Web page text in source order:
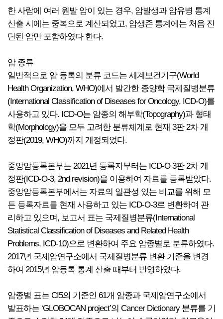
한 사람에 여러 원발 암이 있는 경우, 암발생과 암유병 통계
산출 시에는 중복으로 계산되었고, 암생존 통계에는 처음 진
단된 암만 포함하였다 한다.
암 종류
일반적으로 암 등록의 분류 코드는 세계보건기구(World
Health Organization, WHO)에서 발간한 종양학 국제질병분류
(International Classification of Diseases for Oncology, ICD-O)를
사용하고 있다. ICD-O는 암종의 해부학(Topography)과 형태
학(Morphology)을 모두 고려한 분류체계로 현재 3판 2차 개
정판(2019, WHO)까지 개정되었다.
중앙암등록본부는 2021년 등록자부터는 ICD-O 3판 2차 개
정판(ICD-O-3, 2nd revision)을 이용하여 자료를 등록받았다.
중앙암등록본부에서는 자료의 일관성 있는 비교를 위해 모
든 등록자료를 현재 사용하고 있는 ICD-O-3로 변환하여 관
리하고 있으며, 보고서 표는 국제질병분류(International
Statistical Classification of Diseases and Related Health
Problems, ICD-10)으로 변환하여 주요 암종별로 분류하였다.
2017년 국제암연구소에서 국제질병분류 변환 기준을 변경
하여 2015년 암등록 통계 산출 때부터 반영하였다.
암종별 표는 CI5의 기준인 61개 암종과 국제암연구소에서
발표하는 ‘GLOBOCAN project’의 Cancer Dictionary 분류를 기